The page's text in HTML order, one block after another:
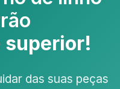
superior!
das suas peças